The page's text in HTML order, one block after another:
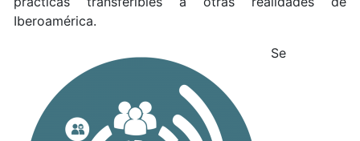
Iberoamérica.
Se